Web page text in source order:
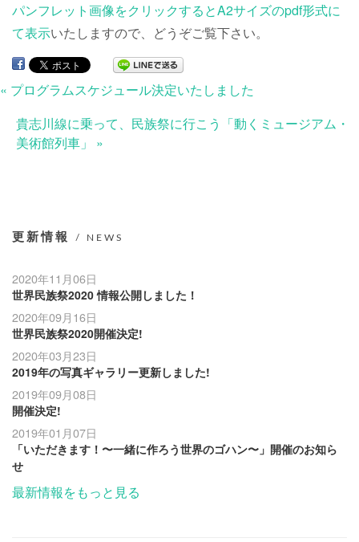
パンフレット画像をクリックするとA2サイズのpdf形式に
て表示いたしますので、どうぞご覧下さい。
« プログラムスケジュール決定いたしました
貴志川線に乗って、民族祭に行こう「動くミュージアム・
美術館列車」 »
更新情報 / NEWS
2020年11月06日
世界民族祭2020 情報公開しました！
2020年09月16日
世界民族祭2020開催決定!
2020年03月23日
2019年の写真ギャラリー更新しました!
2019年09月08日
開催決定!
2019年01月07日
「いただきます！〜一緒に作ろう世界のゴハン〜」開催のお知ら
せ
最新情報をもっと見る